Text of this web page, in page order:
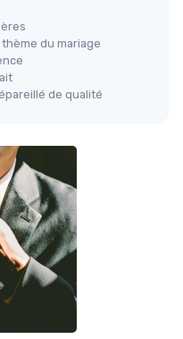
du mariage
de qualité